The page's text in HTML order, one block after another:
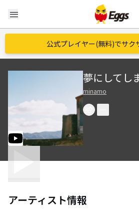
menu
公式プレイヤー(無料)でサク
夢にしてし
minamo
アーティスト情報